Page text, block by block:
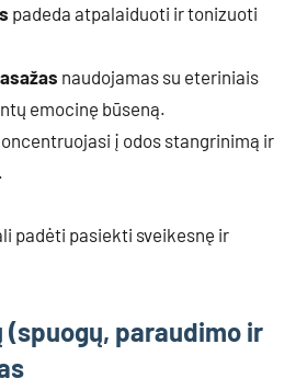
padeda atpalaiduoti ir tonizuoti
naudojamas su eteriniais
emocinę būseną.
į odos stangrinimą ir
padėti pasiekti sveikesnę ir
(spuogų, paraudimo ir